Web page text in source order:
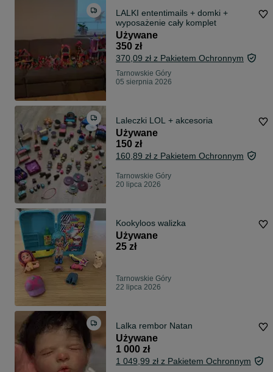
LALKI ententimails + domki +
wyposażenie cały komplet
Używane
350 zł
370,09 zł z Pakietem Ochronnym
Tarnowskie Góry
05 sierpnia 2026
Laleczki LOL + akcesoria
Używane
150 zł
160,89 zł z Pakietem Ochronnym
Tarnowskie Góry
20 lipca 2026
Kookyloos walizka
Używane
25 zł
Tarnowskie Góry
22 lipca 2026
Lalka rembor Natan
Używane
1 000 zł
1 049,99 zł z Pakietem Ochronnym